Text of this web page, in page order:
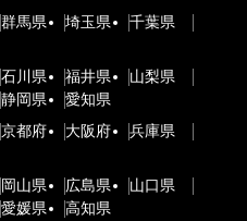
群馬県 埼玉県
千葉県
石川県 福井県
山梨県
静岡県
愛知県
京都府 大阪府
兵庫県
岡山県 広島県
山口県
愛媛県 高知県